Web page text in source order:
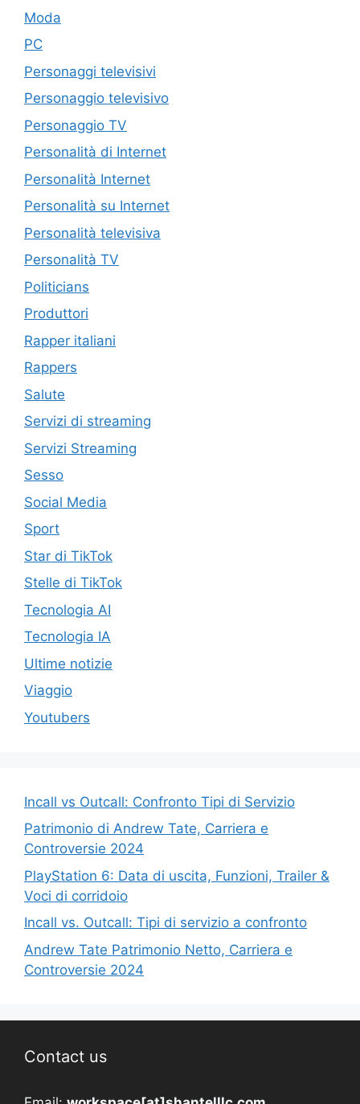
Moda
PC
Personaggi televisivi
Personaggio televisivo
Personaggio TV
Personalità di Internet
Personalità Internet
Personalità su Internet
Personalità televisiva
Personalità TV
Politicians
Produttori
Rapper italiani
Rappers
Salute
Servizi di streaming
Servizi Streaming
Sesso
Social Media
Sport
Star di TikTok
Stelle di TikTok
Tecnologia AI
Tecnologia IA
Ultime notizie
Viaggio
Youtubers
Incall vs Outcall: Confronto Tipi di Servizio
Patrimonio di Andrew Tate, Carriera e
Controversie 2024
PlayStation 6: Data di uscita, Funzioni, Trailer &
Voci di corridoio
Incall vs. Outcall: Tipi di servizio a confronto
Andrew Tate Patrimonio Netto, Carriera e
Controversie 2024
Contact us